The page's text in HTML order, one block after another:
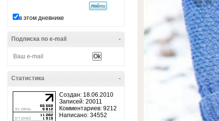
в этом дневнике
-
Подписка по e-mail
-
Статистика
Создан: 18.06.2010
Записей: 20011
Комментариев: 9212
Написано: 34552